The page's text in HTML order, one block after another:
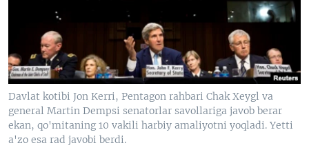
XABARLAR SURATLARDA
ODNOKLASSNIKI
TELEGRAM
TWITTER
SOUNDCLOUD
VOA
Davlat kotibi Jon Kerri, Pentagon rahbari Chak Xeygl va
general Martin Dempsi senatorlar savollariga javob berar
ekan, qo'mitaning 10 vakili harbiy amaliyotni yoqladi. Yetti
a'zo esa rad javobi berdi.